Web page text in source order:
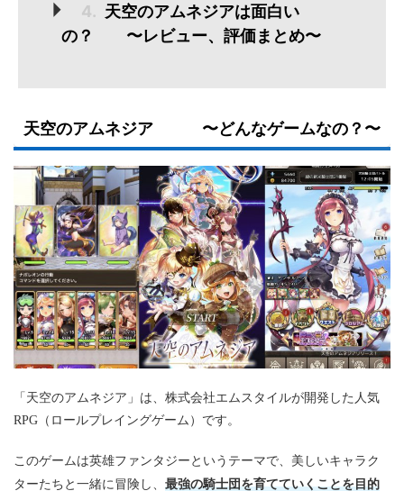
4. 天空のアムネジアは面白い
の？ 〜レビュー、評価まとめ〜
天空のアムネジア 〜どんなゲームなの？〜
「天空のアムネジア」は、株式会社エムスタイルが開発した人気
RPG（ロールプレイングゲーム）です。
このゲームは英雄ファンタジーというテーマで、美しいキャラク
ターたちと一緒に冒険し、 最強の騎士団を育てていくことを目的